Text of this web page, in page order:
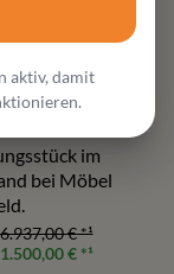
3-stufig
Kopfstützen
im
bei Möbel
€*¹
€*¹
aktiv, damit